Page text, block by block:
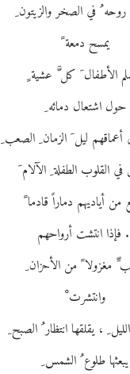
في الصخر والزيتون
يمسح دمعة ً
الأطفال َ كل َّ عشية
حول اشتعال دمائه ِ
ليل َ الزمان ِ الصعب
القلوب الطفلة ِ الآلام
من أياديهم دماراً قادما
فإذا انتشت أرواحهم
مغزولا ً من الأحزان
وانتشرت ْ
، يقلقها انتظار ُ الصبح
يبعثها طلوع ُ الشمس ِ